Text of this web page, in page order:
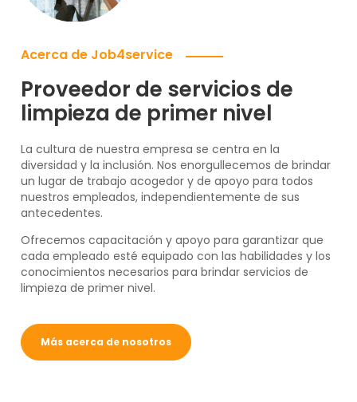
Acerca de Job4service
Proveedor de servicios de
limpieza de primer nivel
La cultura de nuestra empresa se centra en la
diversidad y la inclusión. Nos enorgullecemos de brindar
un lugar de trabajo acogedor y de apoyo para todos
nuestros empleados, independientemente de sus
antecedentes.
Ofrecemos capacitación y apoyo para garantizar que
cada empleado esté equipado con las habilidades y los
conocimientos necesarios para brindar servicios de
limpieza de primer nivel.
Más acerca de nosotros